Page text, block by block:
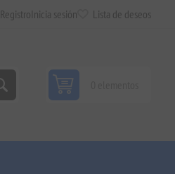
Registro Inicia sesión Lista de deseos